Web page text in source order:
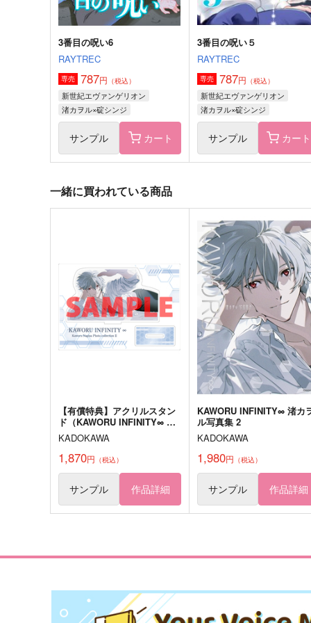
3番目の呪い6
RAYTREC
専売 787円 （税込）
新世紀エヴァンゲリオン
渚カヲル×碇シンジ
サンプル カート
3番目の呪い５
RAYTREC
専売 787円 （税込）
新世紀エヴァンゲリオン
渚カヲル×碇シンジ
サンプル カート
一緒に買われている商品
【有償特典】アクリルスタン
ド（KAWORU INFINITY∞ 渚
カヲル写真集 2）
KADOKAWA
1,870円 （税込）
サンプル 作品詳細
KAWORU INFINITY∞ 渚カ
ル写真集 2
KADOKAWA
1,980円 （税込）
サンプル 作品詳細